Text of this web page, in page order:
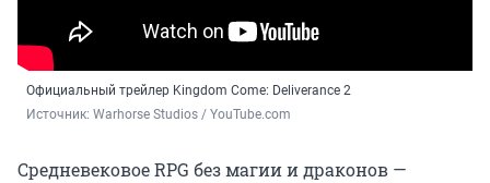
Официальный трейлер Kingdom Come: Deliverance 2
Источник: Warhorse Studios / YouTube.com
Средневековое RPG без магии и драконов —